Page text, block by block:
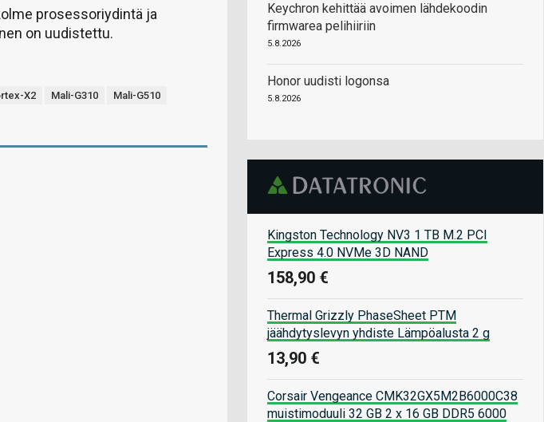
prosessoriydintä ja
on uudistettu.
X2 Mali-G310
Mali-G510
Keychron kehittää avoimen lähdekoodin
firmwarea pelihiiriin
5.8.2026
Honor uudisti logonsa
5.8.2026
Kingston Technology NV3 1 TB M.2 PCI
Express 4.0 NVMe 3D NAND
158,90 €
Thermal Grizzly PhaseSheet PTM
jäähdytyslevyn yhdiste Lämpöalusta 2 g
13,90 €
Corsair Vengeance CMK32GX5M2B6000C38
muistimoduuli 32 GB 2 x 16 GB DDR5 6000